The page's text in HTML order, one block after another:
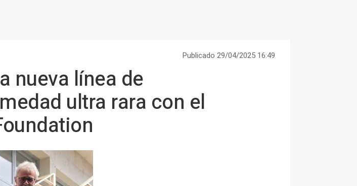
Publicado 29/04/2025 16:49
nueva línea de
ultra rara con el